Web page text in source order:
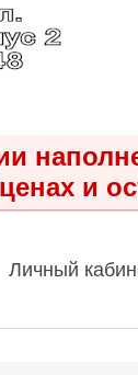
и
Личный